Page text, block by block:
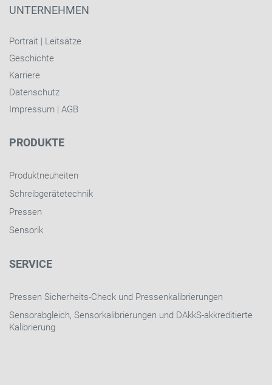
UNTERNEHMEN
Portrait | Leitsätze
Geschichte
Karriere
Datenschutz
Impressum | AGB
PRODUKTE
Produktneuheiten
Schreibgerätetechnik
Pressen
Sensorik
SERVICE
Pressen Sicherheits-Check und Pressenkalibrierungen
Sensorabgleich, Sensorkalibrierungen und DAkkS-akkreditierte
Kalibrierung